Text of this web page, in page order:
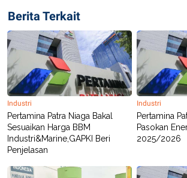
Berita Terkait
Industri
Pertamina Patra Niaga Bakal
Sesuaikan Harga BBM
Industri&Marine,GAPKI Beri
Penjelasan
Industri
Pertamina
Pasokan
2025/2026